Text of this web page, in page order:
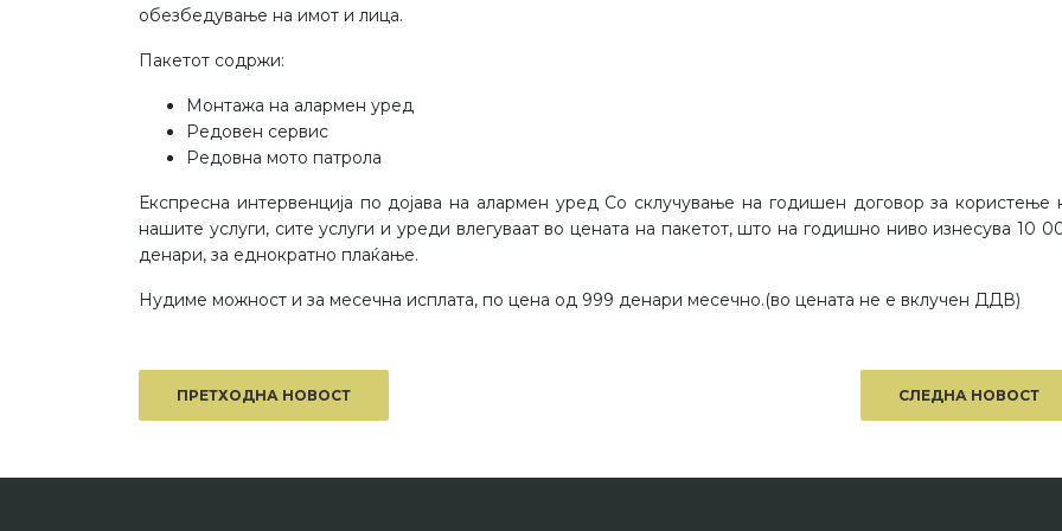
обезбедување на имот и лица.
Пакетот содржи:
Монтажа на алармен уред
Редовен сервис
Редовна мото патрола
Експресна интервенција по дојава на алармен уред Со склучување на годишен договор за користење
нашите услуги, сите услуги и уреди влегуваат во цената на пакетот, што на годишно ниво изнесува 10
денари, за еднократно плаќање.
Нудиме можност и за месечна исплата, по цена од 999 денари месечно.(во цената не е вклучен ДДВ)
ПРЕТХОДНА НОВОСТ СЛЕДНА НОВОСТ